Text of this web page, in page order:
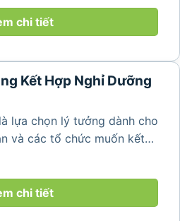
chi tiết
Kết Hợp Nghỉ Dưỡng
lựa chọn lý tưởng dành cho
và các tổ chức muốn kết
quan và tổ chức các hoạt
cảnh quan thiên nhiên
chi tiết